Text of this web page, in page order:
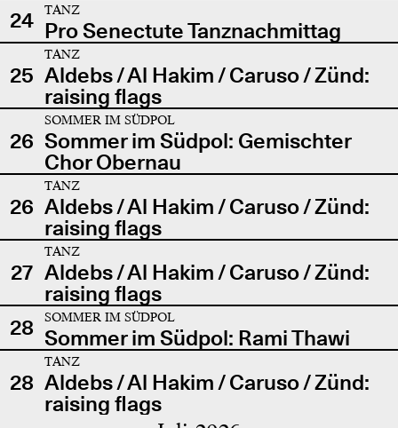
24
TANZ
Pro Senectute Tanznachmittag
25
TANZ
Aldebs / Al Hakim / Caruso / Zünd:
raising flags
26
SOMMER IM SÜDPOL
Sommer im Südpol: Gemischter
Chor Obernau
26
TANZ
Aldebs / Al Hakim / Caruso / Zünd:
raising flags
27
TANZ
Aldebs / Al Hakim / Caruso / Zünd:
raising flags
28
SOMMER IM SÜDPOL
Sommer im Südpol: Rami Thawi
28
TANZ
Aldebs / Al Hakim / Caruso / Zünd:
raising flags